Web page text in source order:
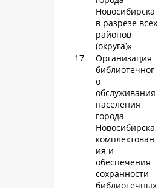
Новосибирска
в разрезе всех
районов
(округа)»
17
Организация
библиотечног
о
обслуживания
населения
города
Новосибирска,
комплектован
ия и
обеспечения
сохранности
библиотечных